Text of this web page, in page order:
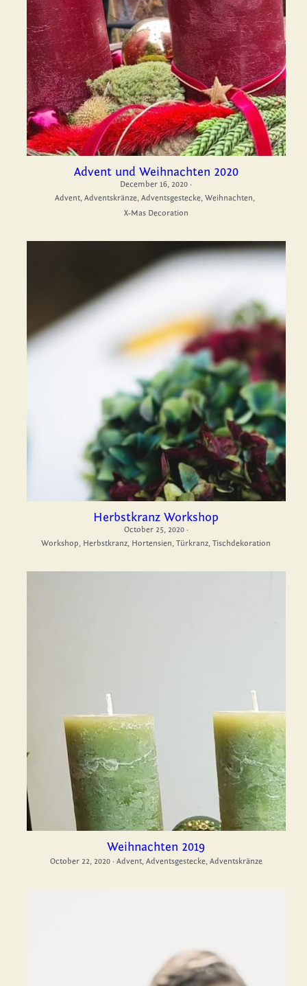
Advent und Weihnachten 2020
December 16, 2020 ·
Advent, Adventskränze, Adventsgestecke, Weihnachten,
X-Mas Decoration
Herbstkranz Workshop
October 25, 2020·
Workshop, Herbstkranz, Hortensien, Türkranz, Tischdekoration
Weihnachten 2019
October 22, 2020· Advent, Adventsgestecke, Adventskränze